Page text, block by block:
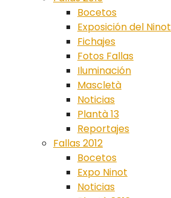
Bocetos
Exposición del Ninot
Fichajes
Fotos Fallas
Iluminación
Mascletà
Noticias
Plantà 13
Reportajes
Fallas 2012
Bocetos
Expo Ninot
Noticias